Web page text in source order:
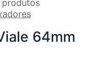
produtos
64mm